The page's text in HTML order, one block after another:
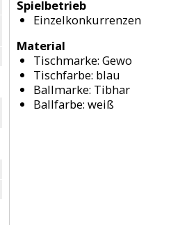
Spielbetrieb
Einzelkonkurrenzen
Material
Tischmarke: Gewo
Tischfarbe: blau
Ballmarke: Tibhar
Ballfarbe: weiß